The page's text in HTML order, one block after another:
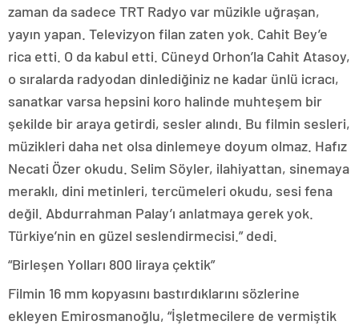
zaman da sadece TRT Radyo var müzikle uğraşan,
yayın yapan. Televizyon filan zaten yok. Cahit Bey’e
rica etti. O da kabul etti. Cüneyd Orhon’la Cahit Atasoy,
o sıralarda radyodan dinlediğiniz ne kadar ünlü icracı,
sanatkar varsa hepsini koro halinde muhteşem bir
şekilde bir araya getirdi, sesler alındı. Bu filmin sesleri,
müzikleri daha net olsa dinlemeye doyum olmaz. Hafız
Necati Özer okudu. Selim Söyler, ilahiyattan, sinemaya
meraklı, dini metinleri, tercümeleri okudu, sesi fena
değil. Abdurrahman Palay’ı anlatmaya gerek yok.
Türkiye’nin en güzel seslendirmecisi.” dedi.
“Birleşen Yolları 800 liraya çektik”
Filmin 16 mm kopyasını bastırdıklarını sözlerine
ekleyen Emirosmanoğlu, “İşletmecilere de vermiştik